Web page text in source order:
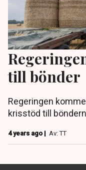
till bönder
Regeringen
krisstöd till
4 years ago | Av: TT